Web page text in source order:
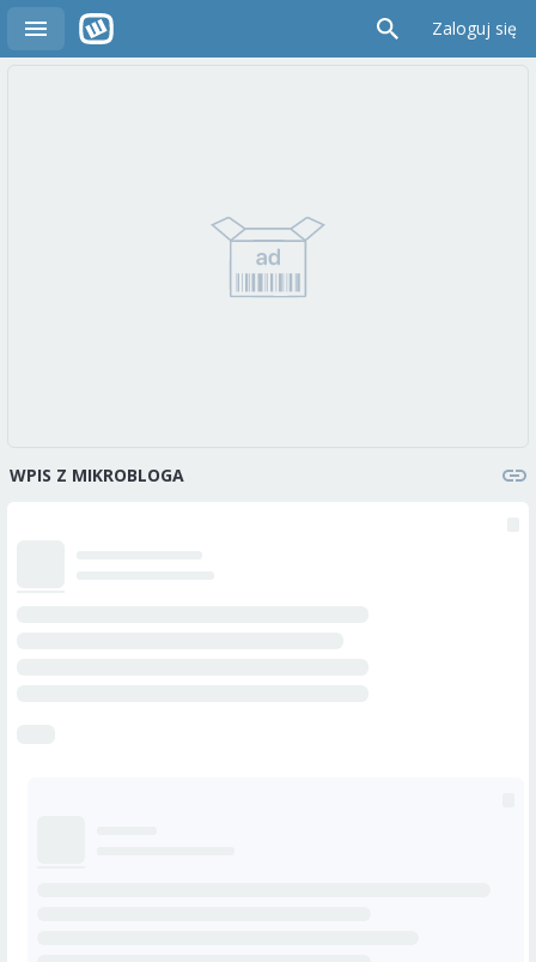
Zaloguj się
WPIS Z MIKROBLOGA